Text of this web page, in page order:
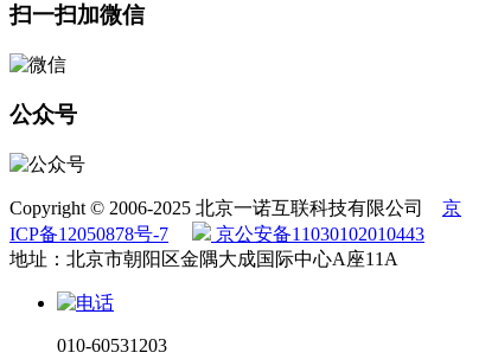
扫一扫加微信
公众号
Copyright © 2006-2025 北京一诺互联科技有限公司 京
ICP备12050878号-7
京公安备11030102010443
地址：北京市朝阳区金隅大成国际中心A座11A
010-60531203